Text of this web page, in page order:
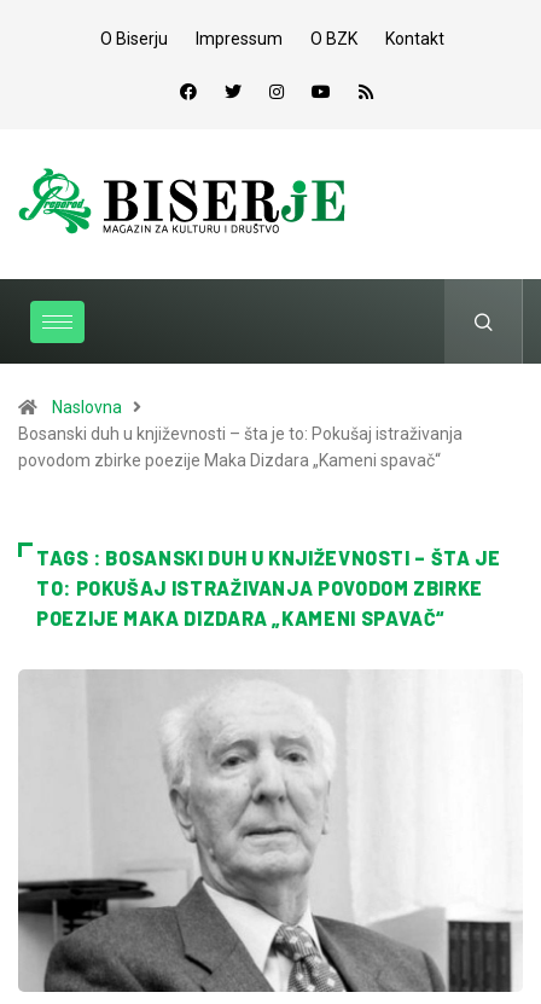
O Biserju Impressum O BZK Kontakt
Naslovna
Bosanski duh u književnosti – šta je to: Pokušaj istraživanja
povodom zbirke poezije Maka Dizdara „Kameni spavač“
TAGS : BOSANSKI DUH U KNJIŽEVNOSTI – ŠTA JE
TO: POKUŠAJ ISTRAŽIVANJA POVODOM ZBIRKE
POEZIJE MAKA DIZDARA „KAMENI SPAVAČ“